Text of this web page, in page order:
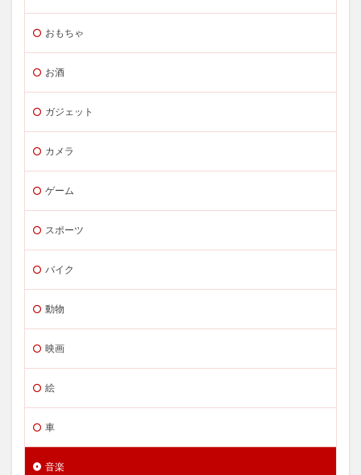
おもちゃ
お酒
ガジェット
カメラ
ゲーム
スポーツ
バイク
動物
映画
絵
車
音楽